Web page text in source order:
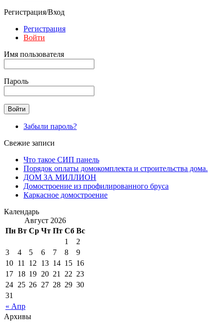
Регистрация/Вход
Регистрация
Войти
Имя пользователя
Пароль
Забыли пароль?
Свежие записи
Что такое СИП панель
Порядок оплаты домокомплекта и строительства дома.
ДОМ ЗА МИЛЛИОН
Домостроение из профилированного бруса
Каркасное домостроение
Календарь
Август 2026
Пн Вт Ср Чт Пт Сб Вс
« Апр
1
2
3
4 5 6 7 8
9
10 11 12 13 14 15 16
17 18 19 20 21 22 23
24 25 26 27 28 29 30
31
Архивы